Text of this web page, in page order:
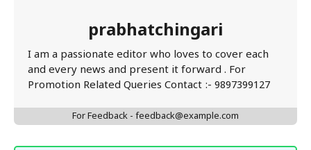
prabhatchingari
I am a passionate editor who loves to cover each
and every news and present it forward . For
Promotion Related Queries Contact :- 9897399127
For Feedback - feedback@example.com